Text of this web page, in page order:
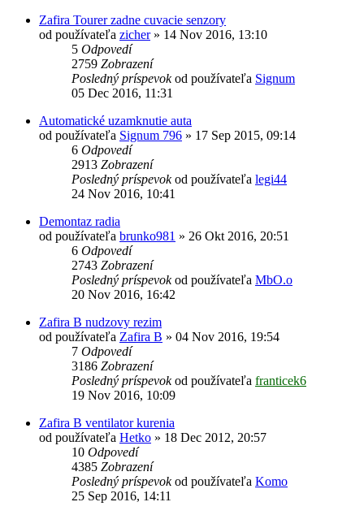
Zafira Tourer zadne cuvacie senzory
od používateľa zicher» 14 Nov 2016, 13:10
5 Odpovedí
2759 Zobrazení
Posledný príspevokod používateľa Signum
05 Dec 2016, 11:31
Automatické uzamknutie auta
od používateľa Signum 796 » 17 Sep 2015, 09:14
6 Odpovedí
2913 Zobrazení
Posledný príspevokod používateľa legi44
24 Nov 2016, 10:41
Demontaz radia
od používateľa brunko981 » 26 Okt 2016, 20:51
6 Odpovedí
2743 Zobrazení
Posledný príspevokod používateľa MbO.o
20 Nov 2016, 16:42
Zafira B nudzovy rezim
od používateľa Zafira B » 04 Nov 2016, 19:54
7 Odpovedí
3186 Zobrazení
Posledný príspevokod používateľa franticek6
19 Nov 2016, 10:09
Zafira B ventilator kurenia
od používateľa Hetko » 18 Dec 2012, 20:57
10 Odpovedí
4385 Zobrazení
Posledný príspevokod používateľa Komo
25 Sep 2016, 14:11